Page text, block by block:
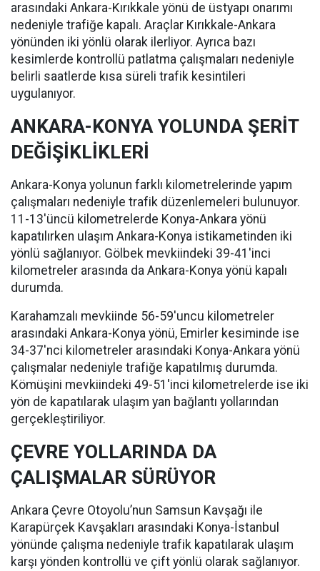
arasındaki Ankara-Kırıkkale yönü de üstyapı onarımı
nedeniyle trafiğe kapalı. Araçlar Kırıkkale-Ankara
yönünden iki yönlü olarak ilerliyor. Ayrıca bazı
kesimlerde kontrollü patlatma çalışmaları nedeniyle
belirli saatlerde kısa süreli trafik kesintileri
uygulanıyor.
ANKARA-KONYA YOLUNDA ŞERİT
DEĞİŞİKLİKLERİ
Ankara-Konya yolunun farklı kilometrelerinde yapım
çalışmaları nedeniyle trafik düzenlemeleri bulunuyor.
11-13'üncü kilometrelerde Konya-Ankara yönü
kapatılırken ulaşım Ankara-Konya istikametinden iki
yönlü sağlanıyor. Gölbek mevkiindeki 39-41'inci
kilometreler arasında da Ankara-Konya yönü kapalı
durumda.
Karahamzalı mevkiinde 56-59'uncu kilometreler
arasındaki Ankara-Konya yönü, Emirler kesiminde ise
34-37'nci kilometreler arasındaki Konya-Ankara yönü
çalışmalar nedeniyle trafiğe kapatılmış durumda.
Kömüşini mevkiindeki 49-51'inci kilometrelerde ise iki
yön de kapatılarak ulaşım yan bağlantı yollarından
gerçekleştiriliyor.
ÇEVRE YOLLARINDA DA
ÇALIŞMALAR SÜRÜYOR
Ankara Çevre Otoyolu’nun Samsun Kavşağı ile
Karapürçek Kavşakları arasındaki Konya-İstanbul
yönünde çalışma nedeniyle trafik kapatılarak ulaşım
karşı yönden kontrollü ve çift yönlü olarak sağlanıyor.